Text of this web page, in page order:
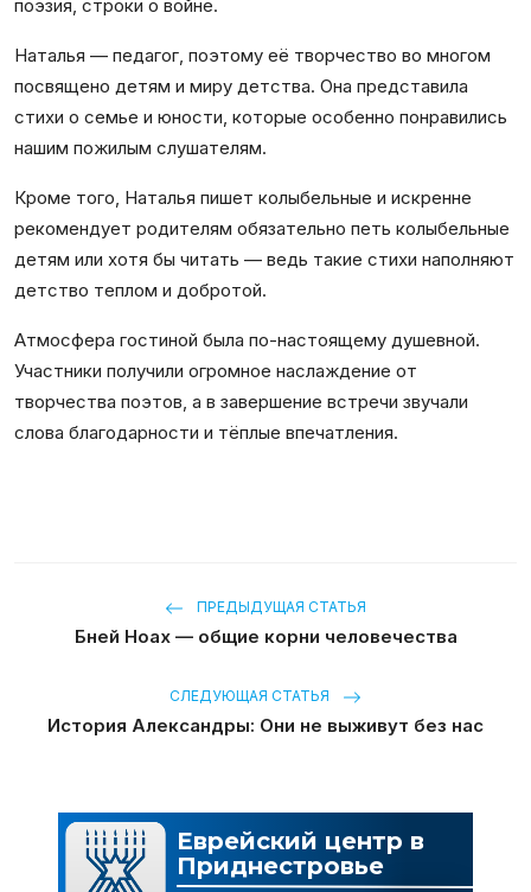
поэзия, строки о войне.
Наталья — педагог, поэтому её творчество во многом
посвящено детям и миру детства. Она представила
стихи о семье и юности, которые особенно понравились
нашим пожилым слушателям.
Кроме того, Наталья пишет колыбельные и искренне
рекомендует родителям обязательно петь колыбельные
детям или хотя бы читать — ведь такие стихи наполняют
детство теплом и добротой.
Атмосфера гостиной была по-настоящему душевной.
Участники получили огромное наслаждение от
творчества поэтов, а в завершение встречи звучали
слова благодарности и тёплые впечатления.
ПРЕДЫДУЩАЯ СТАТЬЯ
Бней Ноах — общие корни человечества
СЛЕДУЮЩАЯ СТАТЬЯ
История Александры: Они не выживут без нас